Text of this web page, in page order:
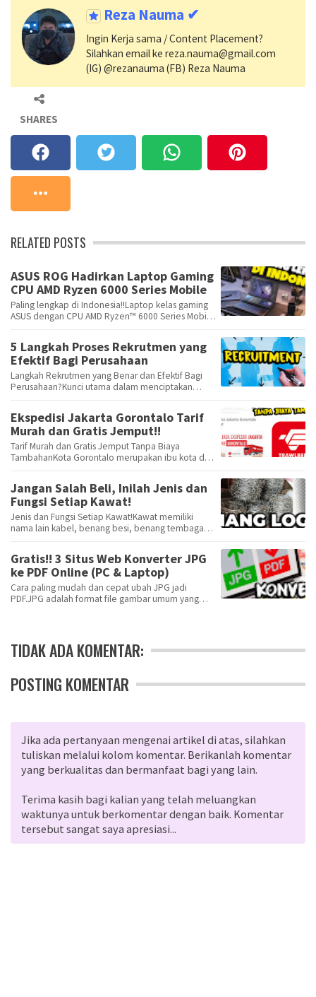
Reza Nauma ✔
Ingin Kerja sama / Content Placement?
Silahkan email ke reza.nauma@gmail.com
(IG) @rezanauma (FB) Reza Nauma
SHARES
RELATED POSTS
ASUS ROG Hadirkan Laptop Gaming
CPU AMD Ryzen 6000 Series Mobile
Paling lengkap di Indonesia!!Laptop kelas gaming
ASUS dengan CPU AMD Ryzen™ 6000 Series Mobile
5 Langkah Proses Rekrutmen yang
Efektif Bagi Perusahaan
Langkah Rekrutmen yang Benar dan Efektif Bagi
Perusahaan?Kunci utama dalam menciptakan
Ekspedisi Jakarta Gorontalo Tarif
Murah dan Gratis Jemput!!
Tarif Murah dan Gratis Jemput Tanpa Biaya
TambahanKota Gorontalo merupakan ibu kota dari
Jangan Salah Beli, Inilah Jenis dan
Fungsi Setiap Kawat!
Jenis dan Fungsi Setiap Kawat!Kawat memiliki
nama lain kabel, benang besi, benang tembaga
Gratis!! 3 Situs Web Konverter JPG
ke PDF Online (PC & Laptop)
Cara paling mudah dan cepat ubah JPG jadi
PDF.JPG adalah format file gambar umum yang
TIDAK ADA KOMENTAR:
POSTING KOMENTAR
Jika ada pertanyaan mengenai artikel di atas, silahkan
tuliskan melalui kolom komentar. Berikanlah komentar
yang berkualitas dan bermanfaat bagi yang lain.
Terima kasih bagi kalian yang telah meluangkan
waktunya untuk berkomentar dengan baik. Komentar
tersebut sangat saya apresiasi...